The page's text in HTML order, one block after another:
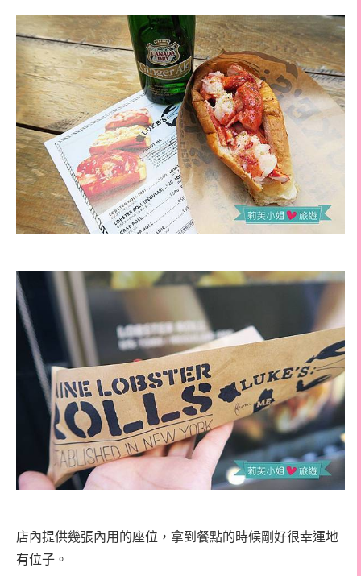
店內提供幾張內用的座位，拿到餐點的時候剛好很幸運地
有位子。